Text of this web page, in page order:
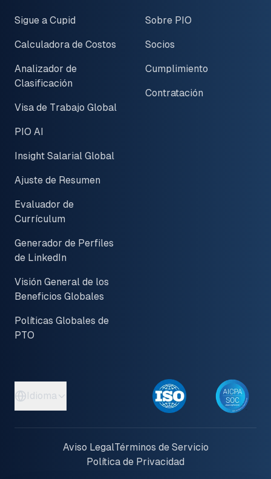
Sigue a Cupid
Calculadora de Costos
Analizador de
Clasificación
Visa de Trabajo Global
PIO AI
Insight Salarial Global
Ajuste de Resumen
Evaluador de
Currículum
Generador de Perfiles
de LinkedIn
Visión General de los
Beneficios Globales
Políticas Globales de
PTO
Sobre PIO
Socios
Cumplimiento
Contratación
Idioma
Aviso LegalTérminos de Servicio
Política de Privacidad